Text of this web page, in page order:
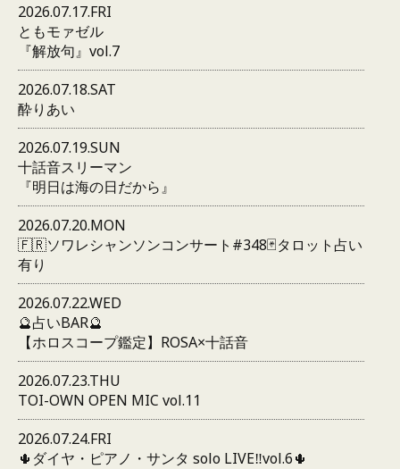
2026.07.17.FRI
ともモァゼル
『解放句』vol.7
2026.07.18.SAT
酔りあい
2026.07.19.SUN
十話音スリーマン
『明日は海の日だから』
2026.07.20.MON
🇫🇷ソワレシャンソンコンサート#348🃏タロット占い
有り
2026.07.22.WED
🔮占いBAR🔮
【ホロスコープ鑑定】ROSA×十話音
2026.07.23.THU
TOI-OWN OPEN MIC vol.11
2026.07.24.FRI
🌵ダイヤ・ピアノ・サンタ solo LIVE‼️vol.6🌵